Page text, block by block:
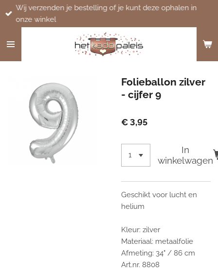
Ga
direct
de
Wij verzenden je bestelling of je kunt deze ophalen in
onze winkel
Folieballon zilver
- cijfer 9
€ 3,95
In
winkelwagen
Geschikt voor lucht en
helium
Kleur: zilver
Materiaal: metaalfolie
Afmeting: 34" / 86 cm
Art.nr. 8808